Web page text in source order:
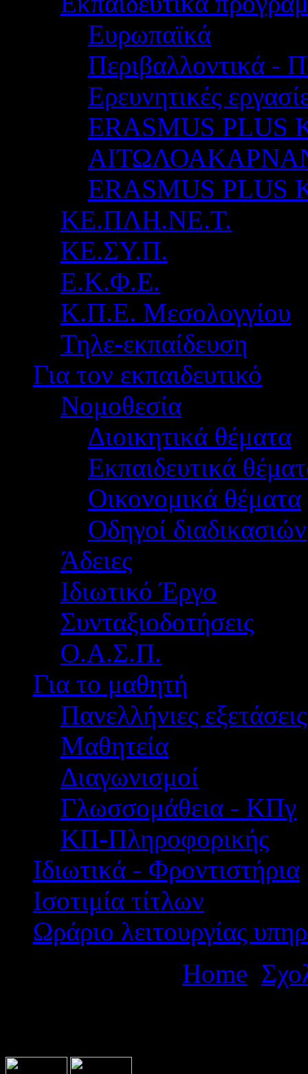
Ευρωπαϊκά
Περιβαλλοντικά -
Ερευνητικές
ERASMUS PLUS
ERASMUS
ΚΕ.ΠΛΗ.ΝΕ.Τ.
ΚΕ.ΣΥ.Π.
Ε.Κ.Φ.Ε.
Κ.Π.Ε. Μεσολογγίου
Τηλε-εκπαίδευση
Για τον εκπαιδευτικό
Νομοθεσία
Διοικητικά θέματα
Εκπαιδευτικά
Οικονομικά θέματα
Οδηγοί διαδικασιών
Άδειες
Ιδιωτικό Έργο
Συνταξιοδοτήσεις
Ο.Α.Σ.Π.
Για το μαθητή
Πανελλήνιες εξετάσεις
Μαθητεία
Διαγωνισμοί
Γλωσσομάθεια - ΚΠγ
ΚΠ-Πληροφορικής
Ιδιωτικά - Φροντιστήρια
Ισοτιμία τίτλων
Ωράριο λειτουργίας
Home